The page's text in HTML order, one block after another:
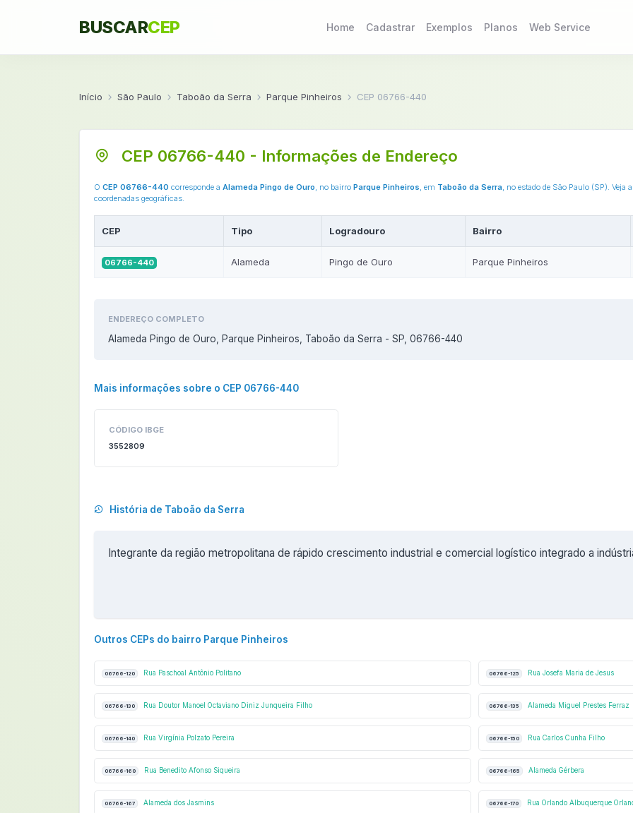
BUSCARCEP Home Cadastrar Exemplos Planos Web Service
Início São Paulo Taboão da Serra Parque Pinheiros CEP 06766-440
CEP 06766-440 - Informações de Endereço
O CEP 06766-440 corresponde a Alameda Pingo de Ouro, no bairro Parque Pinheiros, em Taboão da Serra, no estado de São Paulo (SP). Veja
coordenadas geográficas.
CEP Tipo Logradouro Bairro
06766-440 Alameda Pingo de Ouro Parque Pinheiros
ENDEREÇO COMPLETO
Alameda Pingo de Ouro, Parque Pinheiros, Taboão da Serra - SP, 06766-440
Mais informações sobre o CEP 06766-440
CÓDIGO IBGE
3552809
História de Taboão da Serra
Integrante da região metropolitana de rápido crescimento industrial e comercial logístico integrado a
Outros CEPs do bairro Parque Pinheiros
06766-120 Rua Paschoal Antônio Politano 06766-125 Rua Josefa Maria de Jesus
06766-130 Rua Doutor Manoel Octaviano Diniz Junqueira Filho 06766-135 Alameda Miguel Prestes Ferraz
06766-140 Rua Virgínia Polzato Pereira 06766-150 Rua Carlos Cunha Filho
06766-160 Rua Benedito Afonso Siqueira 06766-165 Alameda Gérbera
06766-167 Alameda dos Jasmins 06766-170 Rua Orlando Albuquerque